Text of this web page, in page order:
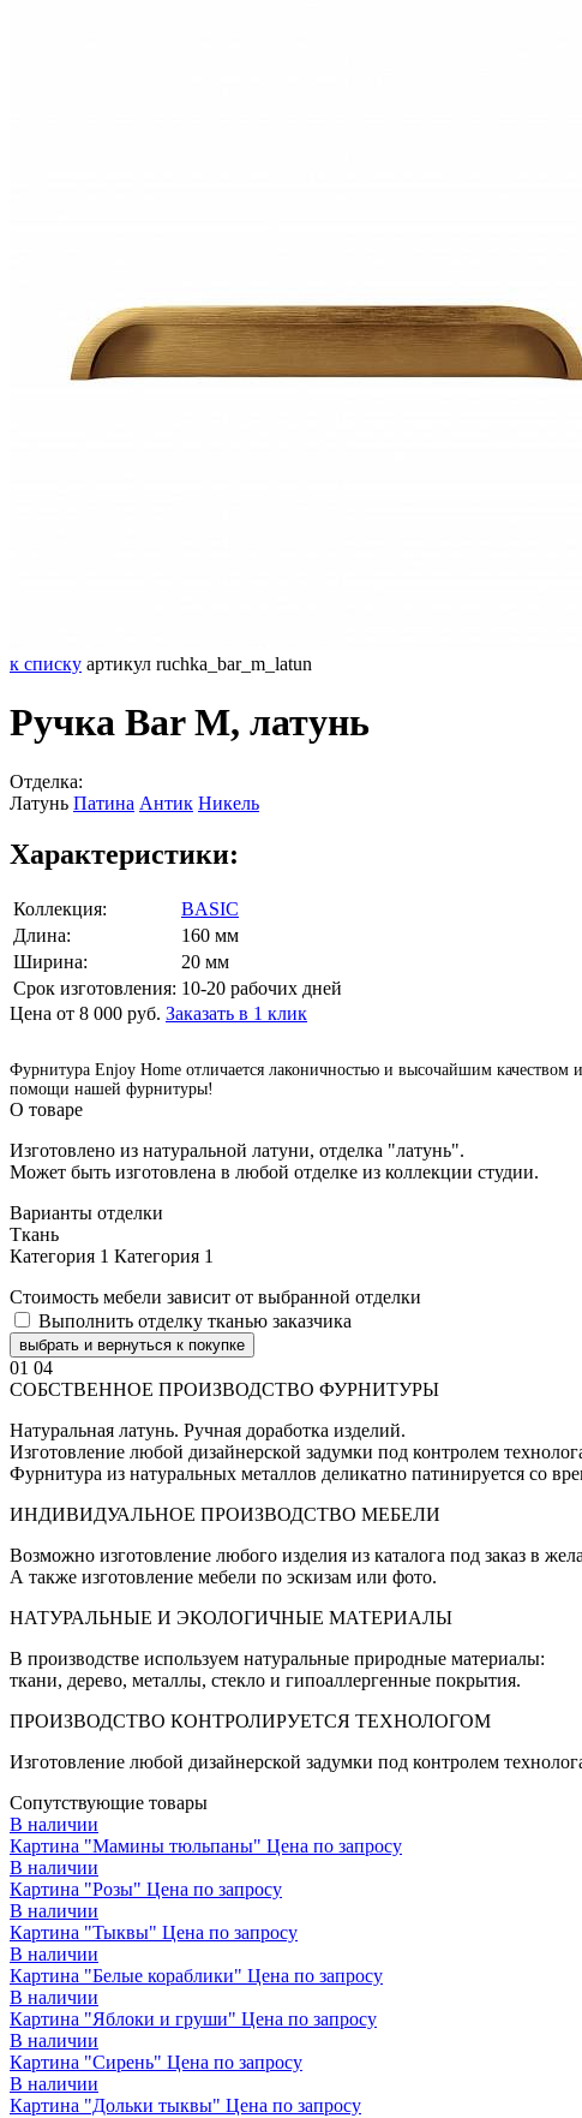
к списку артикул ruchka_bar_m_latun
Ручка Bar M, латунь
Отделка:
Латунь Патина Антик Никель
Характеристики:
Коллекция:
BASIC
Длина:
160 мм
Ширина:
20 мм
Срок изготовления: 10-20 рабочих дней
Цена от 8 000 руб. Заказать в 1 клик
Фурнитура Enjoy Home отличается лаконичностью и высочайшим качеством
помощи нашей фурнитуры!
О товаре
Изготовлено из натуральной латуни, отделка "латунь".
Может быть изготовлена в любой отделке из коллекции студии.
Варианты отделки
Ткань
Категория 1 Категория 1
Стоимость мебели зависит от выбранной отделки
Выполнить отделку тканью заказчика
выбрать и вернуться к покупке
01 04
СОБСТВЕННОЕ ПРОИЗВОДСТВО ФУРНИТУРЫ
Натуральная латунь. Ручная доработка изделий.
Изготовление любой дизайнерской задумки под контролем
Фурнитура из натуральных металлов деликатно патинируется со
ИНДИВИДУАЛЬНОЕ ПРОИЗВОДСТВО МЕБЕЛИ
Возможно изготовление любого изделия из каталога под заказ в
А также изготовление мебели по эскизам или фото.
НАТУРАЛЬНЫЕ И ЭКОЛОГИЧНЫЕ МАТЕРИАЛЫ
В производстве используем натуральные природные материалы:
ткани, дерево, металлы, стекло и гипоаллергенные покрытия.
ПРОИЗВОДСТВО КОНТРОЛИРУЕТСЯ ТЕХНОЛОГОМ
Изготовление любой дизайнерской задумки под контролем
Сопутствующие товары
В наличии
Картина "Мамины тюльпаны" Цена по запросу
В наличии
Картина "Розы" Цена по запросу
В наличии
Картина "Тыквы" Цена по запросу
В наличии
Картина "Белые кораблики" Цена по запросу
В наличии
Картина "Яблоки и груши" Цена по запросу
В наличии
Картина "Сирень" Цена по запросу
В наличии
Картина "Дольки тыквы" Цена по запросу